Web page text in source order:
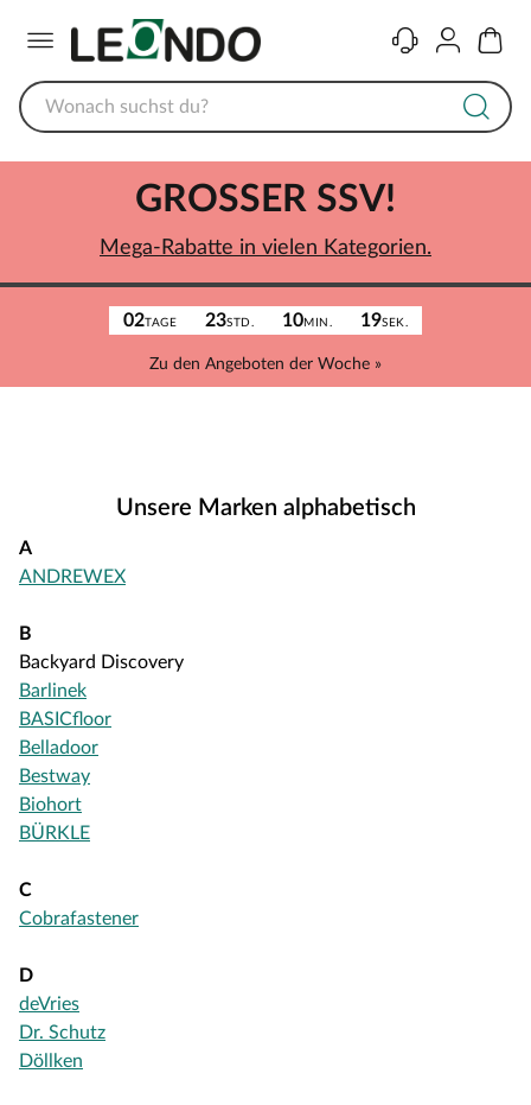
KontaktKonto
02TAGE 23STD. 10MIN. 19SEK.
Zu den Angeboten der Woche »
GROSSER SSV!
Mega-Rabatte in vielen Kategorien.
Unsere Marken alphabetisch
A
ANDREWEX
B
Backyard Discovery
Barlinek
BASICfloor
Belladoor
Bestway
Biohort
BÜRKLE
C
Cobrafastener
D
deVries
Dr. Schutz
Döllken